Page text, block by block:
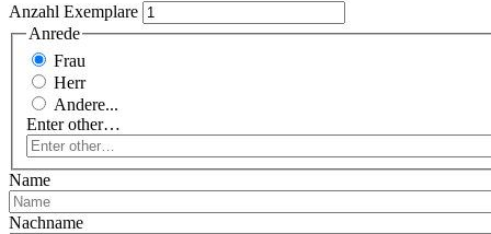
Anzahl Exemplare
Anrede
Frau
Herr
Andere...
Enter other…
Name
Nachname